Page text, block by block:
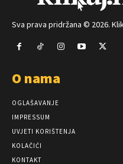
Sva prava pridržana © 2026.
O nama
OGLAŠAVANJE
IMPRESSUM
UVJETI KORIŠTENJA
KOLAČIĆI
KONTAKT